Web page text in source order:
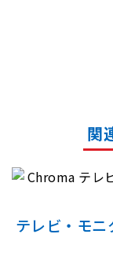
関
テレビ・モニ